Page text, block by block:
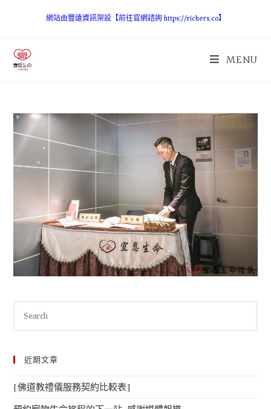
網站由豐遠資訊架設【前往官網諮詢 https://richers.co】
MENU
近期文章
[佛道教禮儀服務契約比較表]